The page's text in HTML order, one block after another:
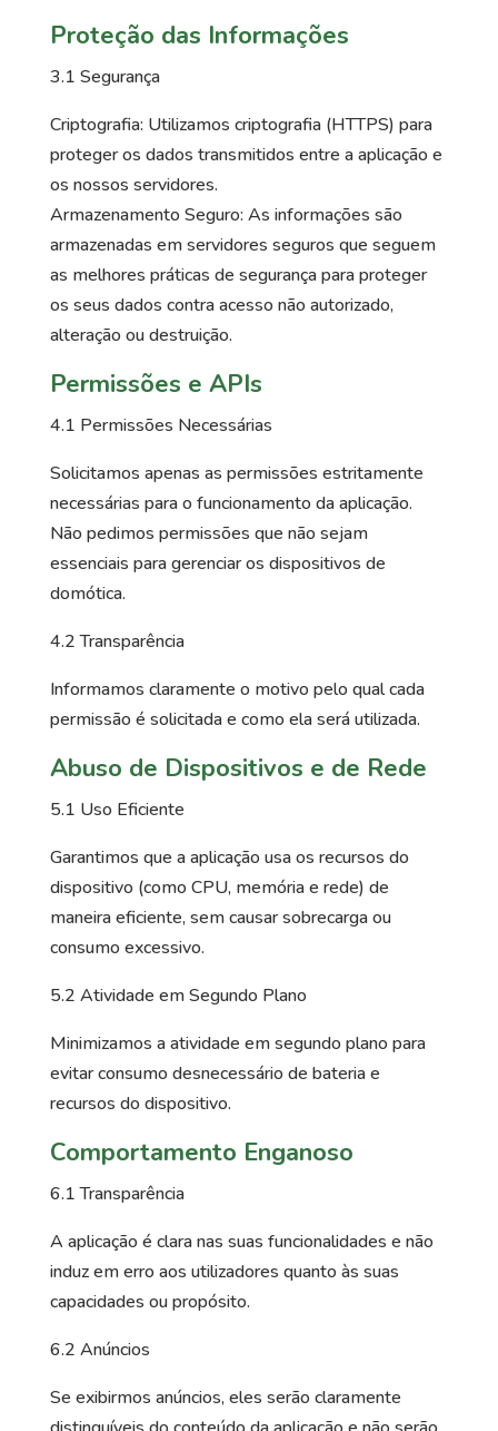
Proteção das Informações
3.1 Segurança
Criptografia: Utilizamos criptografia (HTTPS) para
proteger os dados transmitidos entre a aplicação e
os nossos servidores.
Armazenamento Seguro: As informações são
armazenadas em servidores seguros que seguem
as melhores práticas de segurança para proteger
os seus dados contra acesso não autorizado,
alteração ou destruição.
Permissões e APIs
4.1 Permissões Necessárias
Solicitamos apenas as permissões estritamente
necessárias para o funcionamento da aplicação.
Não pedimos permissões que não sejam
essenciais para gerenciar os dispositivos de
domótica.
4.2 Transparência
Informamos claramente o motivo pelo qual cada
permissão é solicitada e como ela será utilizada.
Abuso de Dispositivos e de Rede
5.1 Uso Eficiente
Garantimos que a aplicação usa os recursos do
dispositivo (como CPU, memória e rede) de
maneira eficiente, sem causar sobrecarga ou
consumo excessivo.
5.2 Atividade em Segundo Plano
Minimizamos a atividade em segundo plano para
evitar consumo desnecessário de bateria e
recursos do dispositivo.
Comportamento Enganoso
6.1 Transparência
A aplicação é clara nas suas funcionalidades e não
induz em erro aos utilizadores quanto às suas
capacidades ou propósito.
6.2 Anúncios
Se exibirmos anúncios, eles serão claramente